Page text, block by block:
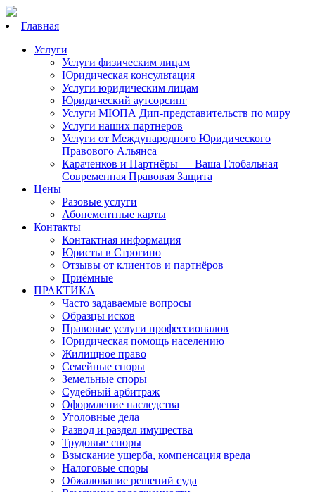
Главная
Услуги
Услуги физическим лицам
Юридическая консультация
Услуги юридическим лицам
Юридический аутсорсинг
Услуги МЮПА Дип-представительств по миру
Услуги наших партнеров
Услуги от Международного Юридического
Правового Альянса
Караченков и Партнёры — Ваша Глобальная
Современная Правовая Защита
Цены
Разовые услуги
Абонементные карты
Контакты
Контактная информация
Юристы в Строгино
Отзывы от клиентов и партнёров
Приёмные
ПРАКТИКА
Часто задаваемые вопросы
Образцы исков
Правовые услуги профессионалов
Юридическая помощь населению
Жилищное право
Семейные споры
Земельные споры
Судебный арбитраж
Оформление наследства
Уголовные дела
Развод и раздел имущества
Трудовые споры
Взыскание ущерба, компенсация вреда
Налоговые споры
Обжалование решений суда